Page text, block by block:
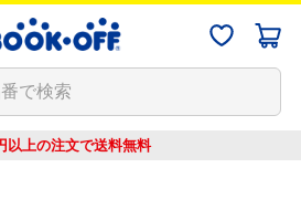
以上の注文で送料無料